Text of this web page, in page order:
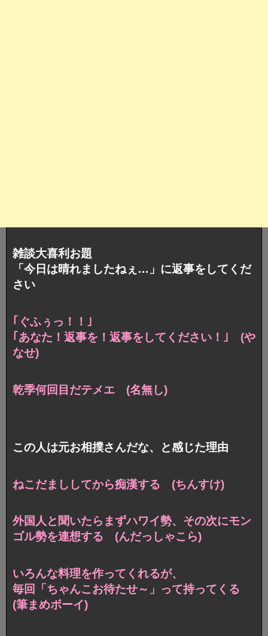
雑談大喜利お題
「今日は晴れましたねぇ…」に返事をしてくだ
さい
｢ぐふぅっ！！｣
｢あなた！返事を！返事をしてください！｣ (や
なせ)
乾季何回目だテメエ (名無し)
この人は元お相撲さんだな、と感じた理由
ねこだまししてから痴漢する (ちんすけ)
外国人と聞いたらまずハワイ勢、その次にモン
ゴル勢を連想する (んだっしゃこら)
いろんな料理を作ってくれるが、
毎回「ちゃんこお待たせ～」って持ってくる
(筆まめボーイ)